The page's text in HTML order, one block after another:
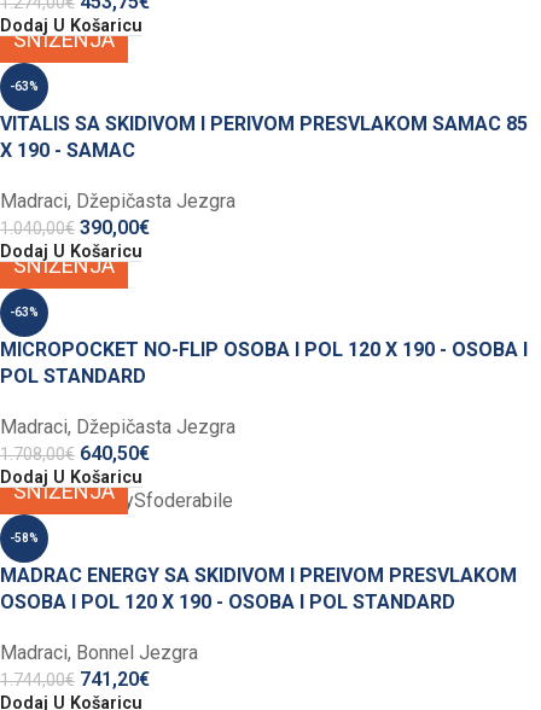
Dodaj U Košaricu
SNIŽENJA
-63%
VITALIS SA SKIDIVOM I PERIVOM PRESVLAKOM SAMAC 85
X 190 - SAMAC
Madraci, Džepičasta Jezgra
1.040,00€ 390,00€
Dodaj U Košaricu
SNIŽENJA
-63%
MICROPOCKET NO-FLIP OSOBA I POL 120 X 190 - OSOBA I
POL STANDARD
Madraci, Džepičasta Jezgra
1.708,00€ 640,50€
Dodaj U Košaricu
SNIŽENJA
-58%
MADRAC ENERGY SA SKIDIVOM I PREIVOM PRESVLAKOM
OSOBA I POL 120 X 190 - OSOBA I POL STANDARD
Madraci, Bonnel Jezgra
1.744,00€ 741,20€
Dodaj U Košaricu